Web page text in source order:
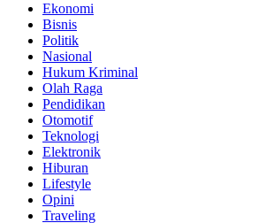
Ekonomi
Bisnis
Politik
Nasional
Hukum Kriminal
Olah Raga
Pendidikan
Otomotif
Teknologi
Elektronik
Hiburan
Lifestyle
Opini
Traveling